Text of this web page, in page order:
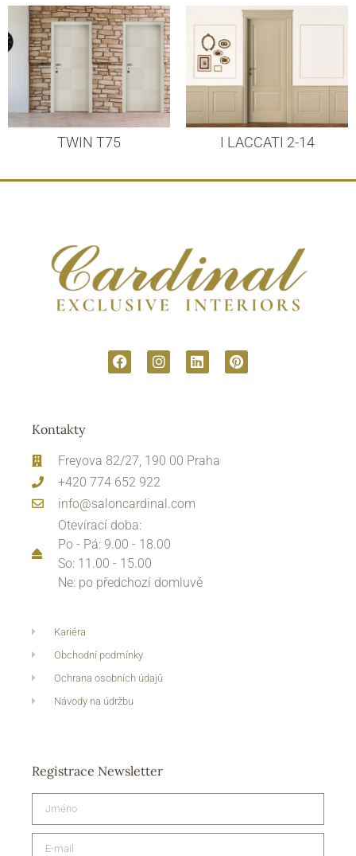
TWIN T75 I LACCATI 2-14
Kontakty
Freyova 82/27, 190 00 Praha
+420 774 652 922
info@saloncardinal.com
Otevírací doba:
Po - Pá: 9.00 - 18.00
So: 11.00 - 15.00
Ne: po předchozí domluvě
Kariéra
Obchodní podmínky
Ochrana osobních údajů
Návody na údržbu
Registrace Newsletter